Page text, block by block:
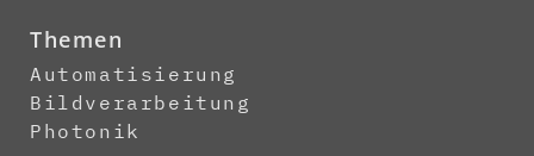
Themen
Automatisierung
Bildverarbeitung
Photonik